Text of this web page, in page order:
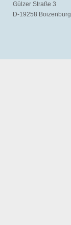
Gülzer Straße 3
D-19258 Boizenburg